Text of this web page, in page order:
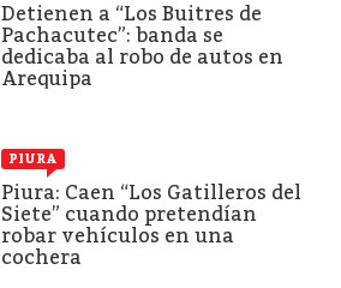
Detienen a “Los Buitres de
Pachacutec”: banda se
dedicaba al robo de autos en
Arequipa
PIURA
Piura: Caen “Los Gatilleros del
Siete” cuando pretendían
robar vehículos en una
cochera